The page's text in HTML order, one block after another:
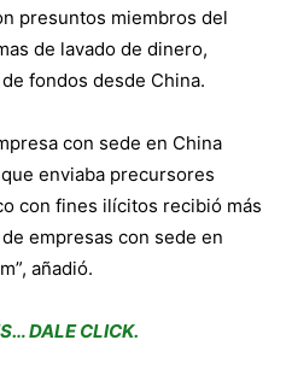
presuntos miembros del
de lavado de dinero,
fondos desde China.
con sede en China
enviaba precursores
con fines ilícitos recibió más
empresas con sede en
añadió.
DALE CLICK.